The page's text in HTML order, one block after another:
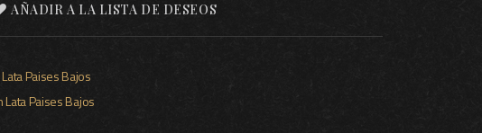
AÑADIR A LA LISTA DE DESEOS
Paises Bajos
LataPaises Bajos